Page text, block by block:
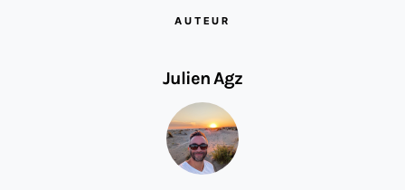
AUTEUR
Julien Agz